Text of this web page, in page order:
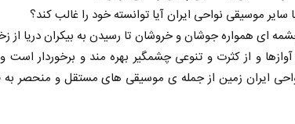
موسیقی نواحی ایران آیا توانسته خود را غالب کند؟
ای همواره جوشان و خروشان تا رسیدن به بیکران دریا از
و از کثرت و تنوعی چشمگیر بهره مند و برخوردار است
ایران زمین از جمله ی موسیقی های مستقل و منحصر به
۴ مردادماه